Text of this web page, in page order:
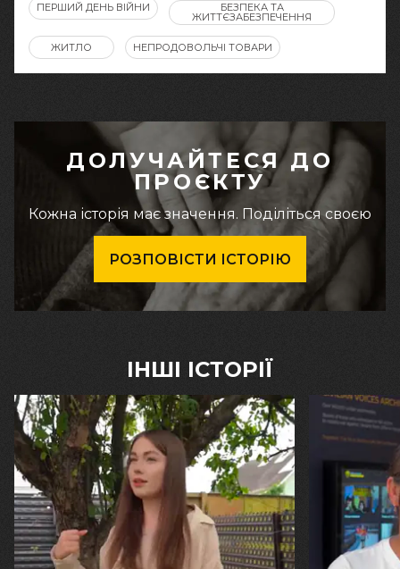
ПЕРШИЙ ДЕНЬ ВІЙНИ БЕЗПЕКА ТА
ЖИТТЄЗАБЕЗПЕЧЕННЯ
ЖИТЛО НЕПРОДОВОЛЬЧІ ТОВАРИ
ДОЛУЧАЙТЕСЯ ДО
ПРОЄКТУ
Кожна історія має значення. Поділіться своєю
РОЗПОВІСТИ ІСТОРІЮ
ІНШІ ІСТОРІЇ